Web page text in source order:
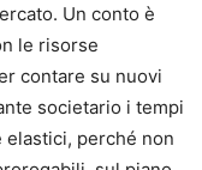
Un conto è
le risorse
contare su nuovi
societario i tempi
elastici, perché non